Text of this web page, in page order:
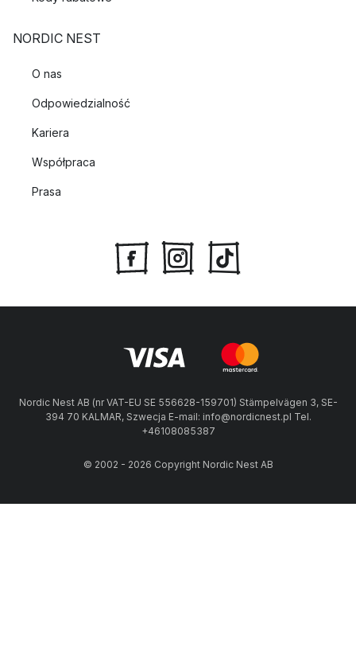
NORDIC NEST
O nas
Odpowiedzialność
Kariera
Współpraca
Prasa
Nordic Nest AB (nr VAT-EU SE 556628-159701) Stämpelvägen 3, SE-
394 70 KALMAR, Szwecja E-mail: info@nordicnest.pl Tel.
+46108085387
© 2002 - 2026 Copyright Nordic Nest AB